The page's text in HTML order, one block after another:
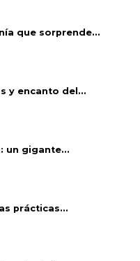
que sorprende...
y encanto del...
un gigante...
prácticas...